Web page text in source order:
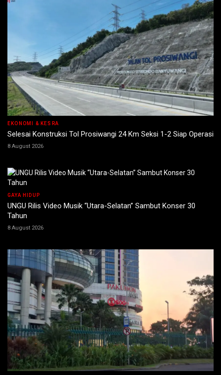
EKONOMI & KESRA
Selesai Konstruksi Tol Prosiwangi 24 Km Seksi 1-2 Siap Operasi
8 August 2026
GAYA HIDUP
UNGU Rilis Video Musik “Utara-Selatan” Sambut Konser 30
Tahun
8 August 2026